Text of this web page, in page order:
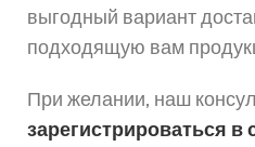
выгодный вариант
подходящую вам
При желании, наш
зарегистрироваться в